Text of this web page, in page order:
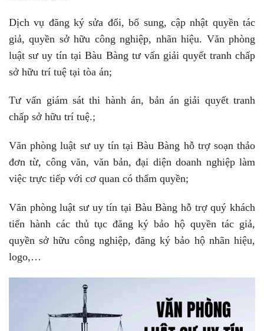
Dịch vụ đăng ký sửa đổi, bổ sung, cập nhật quyền tác
giả, quyền sở hữu công nghiệp, nhãn hiệu. Văn phòng
luật sư uy tín tại Bàu Bàng tư vấn giải quyết tranh chấp
sở hữu trí tuệ tại tòa án;
Tư vấn giám sát thi hành án, bản án giải quyết tranh
chấp sở hữu trí tuệ.;
Văn phòng luật sư uy tín tại Bàu Bàng hỗ trợ soạn thảo
đơn từ, công văn, văn bản, đại diện doanh nghiệp làm
việc trực tiếp với cơ quan có thẩm quyền;
Văn phòng luật sư uy tín tại Bàu Bàng hỗ trợ quý khách
tiến hành các thủ tục đăng ký bảo hộ quyền tác giả,
quyền sở hữu công nghiệp, đăng ký bảo hộ nhãn hiệu,
logo,…